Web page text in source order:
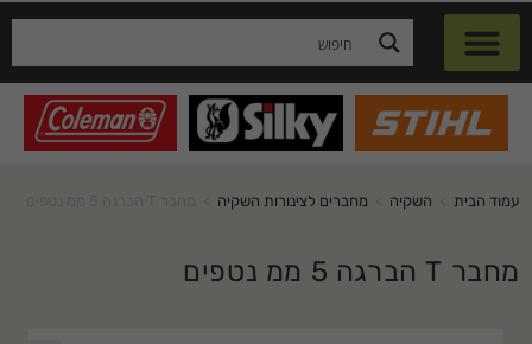
עמוד הבית השקיה מחברים לצינורות השקיה
מחבר T הברגה 5 ממ נטפים